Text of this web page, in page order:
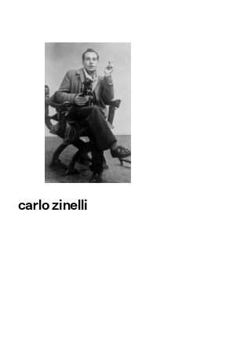
carlo zinelli